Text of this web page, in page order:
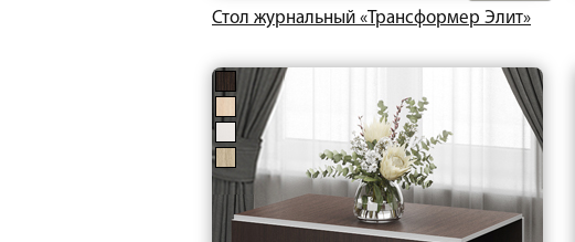
Стол журнальный «Трансформер Элит»